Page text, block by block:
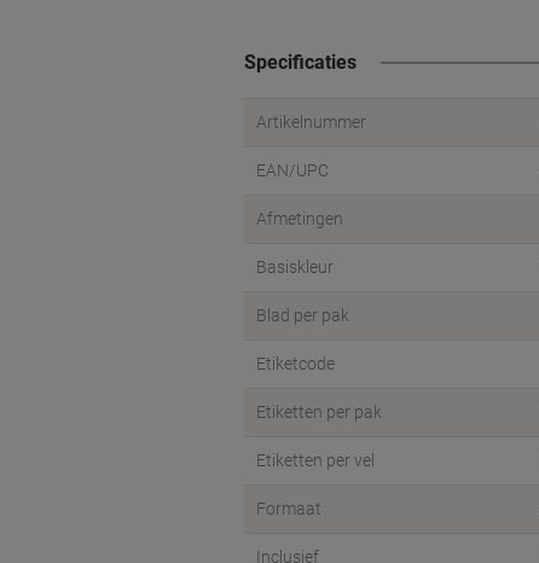
Specificaties
Artikelnummer
EAN/UPC
Afmetingen
Basiskleur
Blad per pak
Etiketcode
Etiketten per pak
Etiketten per vel
Formaat
Inclusief